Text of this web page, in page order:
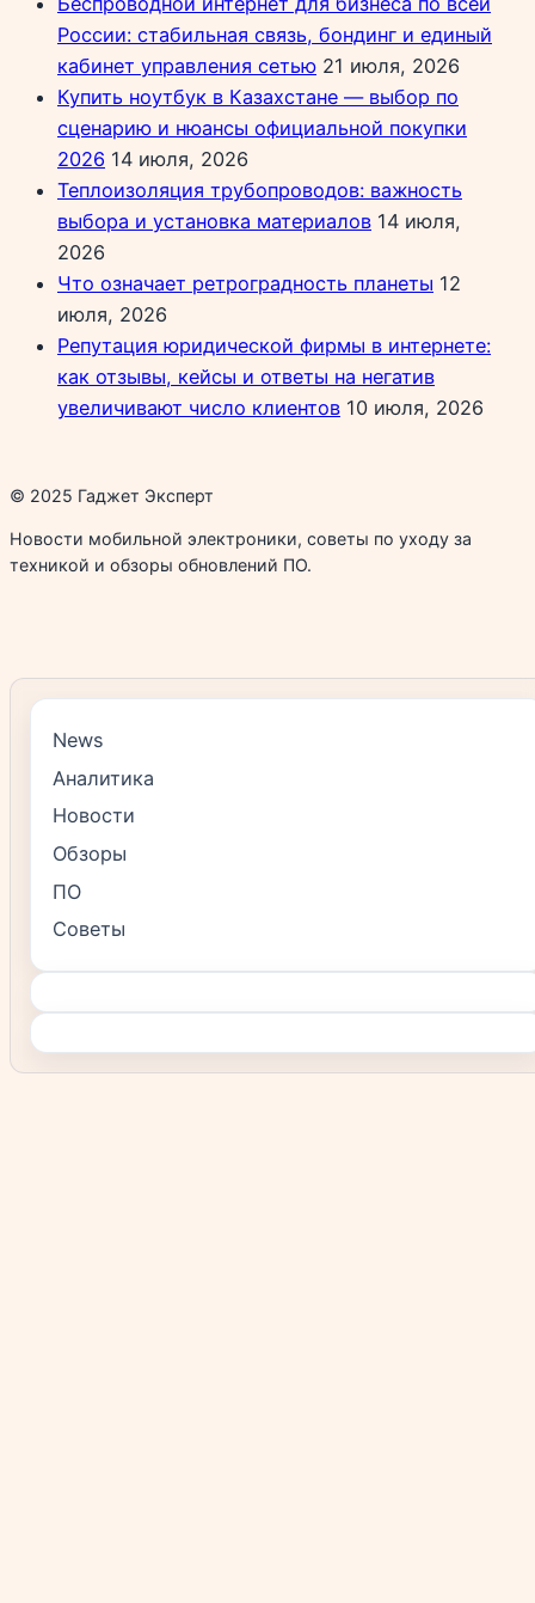
России: стабильная связь, бондинг и единый
кабинет управления сетью 21 июля, 2026
Купить ноутбук в Казахстане — выбор по
сценарию и нюансы официальной покупки
2026 14 июля, 2026
Теплоизоляция трубопроводов: важность
выбора и установка материалов 14 июля,
2026
Что означает ретроградность планеты 12
июля, 2026
Репутация юридической фирмы в интернете:
как отзывы, кейсы и ответы на негатив
увеличивают число клиентов 10 июля, 2026
© 2025 Гаджет Эксперт
Новости мобильной электроники, советы по уходу за
техникой и обзоры обновлений ПО.
News
Аналитика
Новости
Обзоры
ПО
Советы